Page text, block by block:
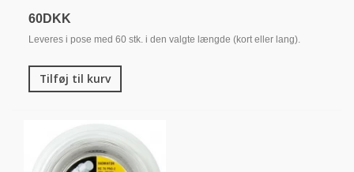
60DKK
Leveres i pose med 60 stk. i den valgte længde (kort eller lang).
Tilføj til kurv